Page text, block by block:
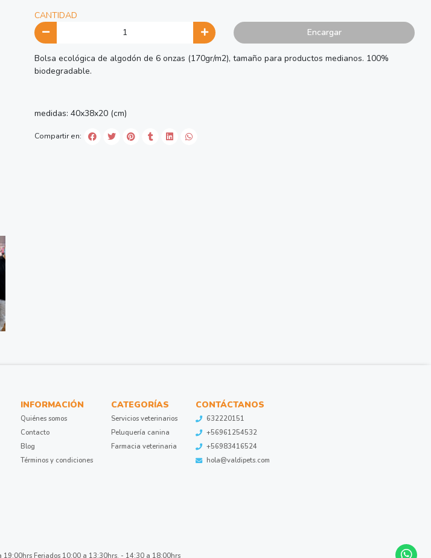
CANTIDAD
Encargar
Bolsa ecológica de algodón de 6 onzas (170gr/m2), tamaño para productos medianos. 100%
biodegradable.
medidas: 40x38x20 (cm)
Compartir en:
INFORMACIÓN
Quiénes somos
Contacto
Blog
Términos y condiciones
CATEGORÍAS
Servicios veterinarios
Peluquería canina
Farmacia veterinaria
CONTÁCTANOS
632220151
+56961254532
+56983416524
hola@valdipets.com
Feriados 10:00 a 13:30hrs. - 14:30 a 18:00hrs